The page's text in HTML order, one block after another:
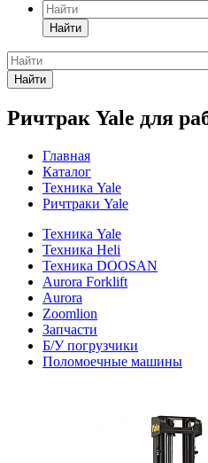
Найти
Найти
Ричтрак Yale для
Главная
Каталог
Техника Yale
Ричтраки Yale
Техника Yale
Техника Heli
Техника DOOSAN
Aurora Forklift
Aurora
Zoomlion
Запчасти
Б/У погрузчики
Поломоечные машины